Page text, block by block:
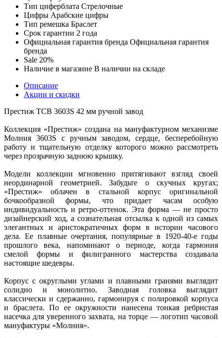
Тип циферблата Стрелочные
Цифры Арабские цифры
Тип ремешка Браслет
Срок гарантии 2 года
Официальная гарантия бренда Официальная гарантия
бренда
Sale 20%
Наличие в магазине В наличии на складе
Описание
Акции и скидки
Престиж TCB 3603S 42 мм ручной завод
Коллекция «Престиж» создана на мануфактурном механизме
Молния 3603S с ручным заводом, сердце, бесперебойную
работу и тщательную отделку которого можно рассмотреть
через прозрачную заднюю крышку.
Модели коллекции мгновенно притягивают взгляд своей
неординарной геометрией. Забудьте о скучных кругах;
«Престиж» облачен в стальной корпус оригинальной
бочкообразной формы, что придает часам особую
индивидуальность и ретро-оттенок. Эта форма — не просто
дизайнерский ход, а сознательная отсылка к одной из самых
элегантных и аристократичных форм в истории часового
дела. Ее плавные очертания, популярные в 1920-40-е годы
прошлого века, напоминают о периоде, когда гармония
смелой формы и филигранного мастерства создавала
настоящие шедевры.
Корпус с округлыми углами и плавными гранями выглядит
солидно и монолитно. Заводная головка выглядит
классически и сдержанно, гармонируя с полировкой корпуса
и браслета. По ее окружности нанесена тонкая ребристая
насечка для уверенного захвата, на торце — логотип часовой
мануфактуры «Молния».